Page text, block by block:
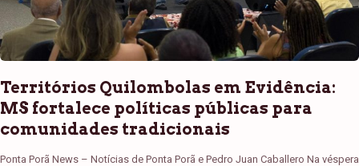
Territórios Quilombolas em Evidência:
MS fortalece políticas públicas para
comunidades tradicionais
Ponta Porã News – Notícias de Ponta Porã e Pedro Juan Caballero Na véspera